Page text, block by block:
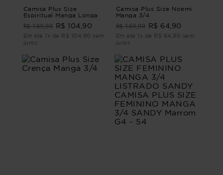
Camisa Plus Size
Espiritual Manga Longa
R$ 189,90 R$ 104,90
Em até 1x de R$ 104,90 sem
juros
Camisa Plus Size Noemi
Manga 3/4
R$ 169,90 R$ 64,90
Em até 1x de R$ 64,90 sem
juros